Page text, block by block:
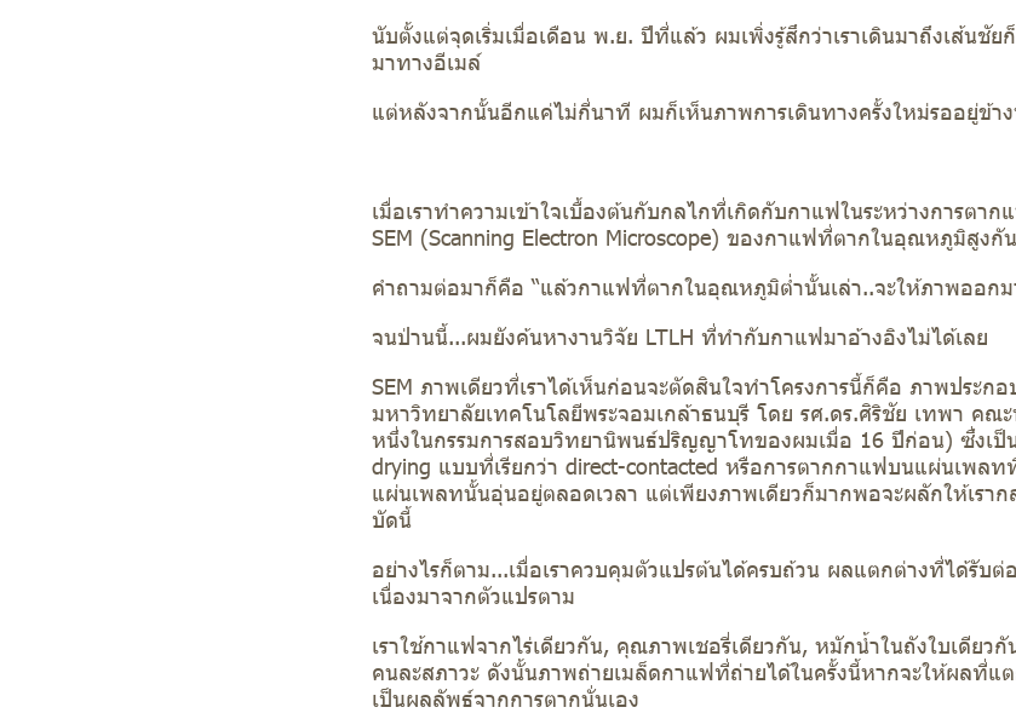
นับตั้งแต่จุดเริ่มเมื่อเดือน พ.ย. ปีที่แล้ว ผมเพิ่งรู้สึกว่าเราเดินมาถึงเส้น
มาทางอีเมล์
แต่หลังจากนั้นอีกแค่ไม่กี่นาที ผมก็เห็นภาพการเดินทางครั้งใหม่รออยู่ข้า
เมื่อเราทำความเข้าใจเบื้องต้นกับกลไกที่เกิดกับกาแฟในระหว่างการตา
SEM (Scanning Electron Microscope) ของกาแฟที่ตากในอุณหภูมิสูงกั
คำถามต่อมาก็คือ “แล้วกาแฟที่ตากในอุณหภูมิต่ำนั้นเล่า..จะให้ภาพออกม
จนป่านนี้...ผมยังค้นหางานวิจัย LTLH ที่ทำกับกาแฟมาอ้างอิงไม่ได้เลย
SEM ภาพเดียวที่เราได้เห็นก่อนจะตัดสินใจทำโครงการนี้ก็คือ ภาพประก
มหาวิทยาลัยเทคโนโลยีพระจอมเกล้าธนบุรี โดย รศ.ดร.ศิริชัย เทพา คณ
หนึ่งในกรรมการสอบวิทยานิพนธ์ปริญญาโทของผมเมื่อ 16 ปีก่อน) ซึ่งเป็
drying แบบที่เรียกว่า direct-contacted หรือการตากกาแฟบนแผ่นเพล
แผ่นเพลทนั้นอุ่นอยู่ตลอดเวลา แต่เพียงภาพเดียวก็มากพอจะผลักให้เรา
บัดนี้
อย่างไรก็ตาม...เมื่อเราควบคุมตัวแปรต้นได้ครบถ้วน ผลแตกต่างที่ได้รับ
เนื่องมาจากตัวแปรตาม
เราใช้กาแฟจากไร่เดียวกัน, คุณภาพเชอรี่เดียวกัน, หมักน้ำในถังใบเดียว
คนละสภาวะ ดังนั้นภาพถ่ายเมล็ดกาแฟที่ถ่ายได้ในครั้งนี้หากจะให้ผลที่แต
เป็นผลลัพธ์จากการตากนั่นเอง